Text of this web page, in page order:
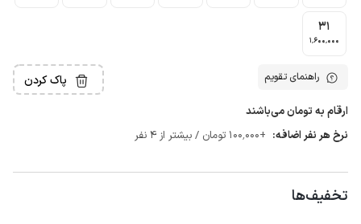
31
1٬600٬000
راهنمای تقویم پاک کردن
ارقام به تومان می‌باشند
نرخ هر نفر اضافه: +100٬000 تومان / بیشتر از 4 نفر
تخفیف‌ها